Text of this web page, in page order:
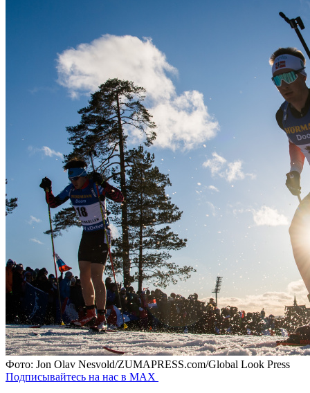
Фото: Jon Olav Nesvold/ZUMAPRESS.com/Global Look Press
Подписывайтесь на нас в MAX